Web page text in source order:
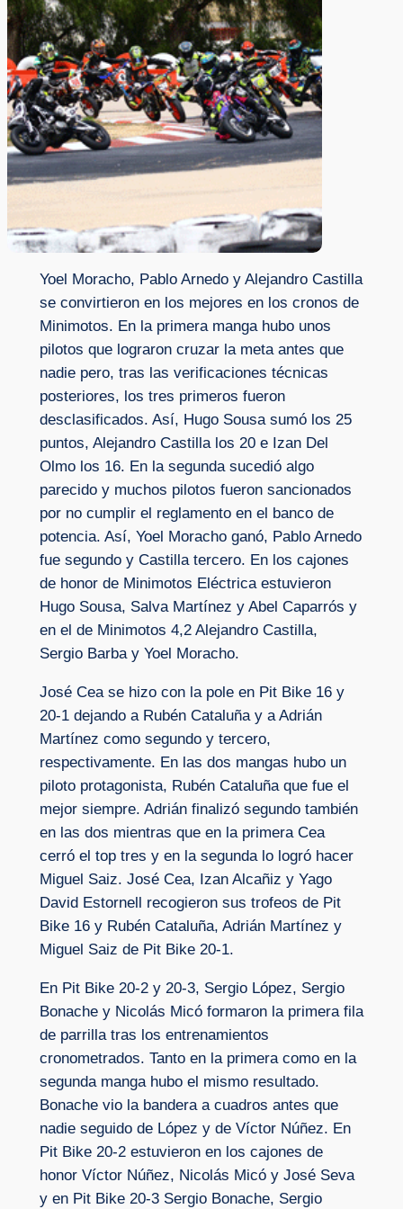
Yoel Moracho, Pablo Arnedo y Alejandro Castilla
se convirtieron en los mejores en los cronos de
Minimotos. En la primera manga hubo unos
pilotos que lograron cruzar la meta antes que
nadie pero, tras las verificaciones técnicas
posteriores, los tres primeros fueron
desclasificados. Así, Hugo Sousa sumó los 25
puntos, Alejandro Castilla los 20 e Izan Del
Olmo los 16. En la segunda sucedió algo
parecido y muchos pilotos fueron sancionados
por no cumplir el reglamento en el banco de
potencia. Así, Yoel Moracho ganó, Pablo Arnedo
fue segundo y Castilla tercero. En los cajones
de honor de Minimotos Eléctrica estuvieron
Hugo Sousa, Salva Martínez y Abel Caparrós y
en el de Minimotos 4,2 Alejandro Castilla,
Sergio Barba y Yoel Moracho.
José Cea se hizo con la pole en Pit Bike 16 y
20-1 dejando a Rubén Cataluña y a Adrián
Martínez como segundo y tercero,
respectivamente. En las dos mangas hubo un
piloto protagonista, Rubén Cataluña que fue el
mejor siempre. Adrián finalizó segundo también
en las dos mientras que en la primera Cea
cerró el top tres y en la segunda lo logró hacer
Miguel Saiz. José Cea, Izan Alcañiz y Yago
David Estornell recogieron sus trofeos de Pit
Bike 16 y Rubén Cataluña, Adrián Martínez y
Miguel Saiz de Pit Bike 20-1.
En Pit Bike 20-2 y 20-3, Sergio López, Sergio
Bonache y Nicolás Micó formaron la primera fila
de parrilla tras los entrenamientos
cronometrados. Tanto en la primera como en la
segunda manga hubo el mismo resultado.
Bonache vio la bandera a cuadros antes que
nadie seguido de López y de Víctor Núñez. En
Pit Bike 20-2 estuvieron en los cajones de
honor Víctor Núñez, Nicolás Micó y José Seva
y en Pit Bike 20-3 Sergio Bonache, Sergio